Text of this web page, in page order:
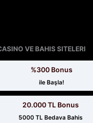
VE BAHIS SITELERI
%300 Bonus
ile Başla!
20.000 TL Bonus
5000 TL Bedava Bahis